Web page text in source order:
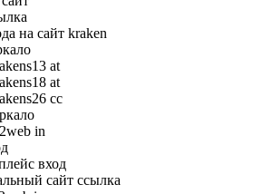
на сайт kraken
at
at
сс
in
вход
сайт ссылка